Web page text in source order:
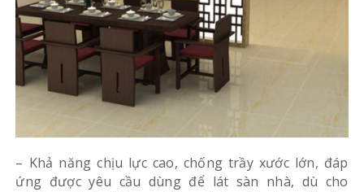
– Khả năng chịu lực cao, chống trầy xước lớn, đáp
ứng được yêu cầu dùng để lát sàn nhà, dù cho